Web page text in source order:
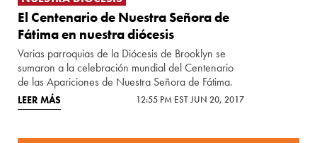
El Centenario de Nuestra Señora de
Fátima en nuestra diócesis
Varias parroquias de la Diócesis de Brooklyn se
sumaron a la celebración mundial del Centenario
de las Apariciones de Nuestra Señora de Fátima.
LEER MÁS 12:55 PM EST JUN 20, 2017